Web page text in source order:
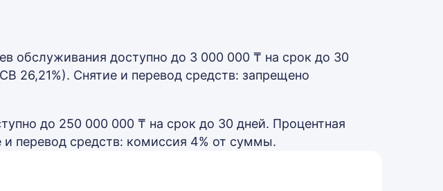
обслуживания доступно до 3 000 000 ₸ на срок до 30
26,21%). Снятие и перевод средств: запрещено
до 250 000 000 ₸ на срок до 30 дней. Процентная
перевод средств: комиссия 4% от суммы.